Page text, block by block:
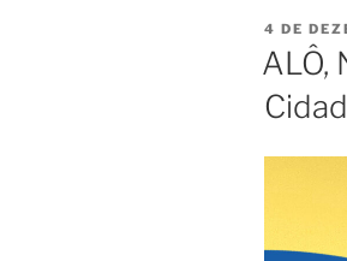
4 DE
ALÔ,